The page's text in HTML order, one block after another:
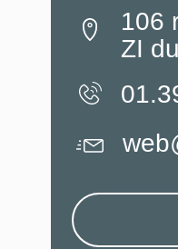
106
ZI